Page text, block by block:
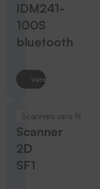
IDM241-
100S
bluetooth
Vers le produit
Scanners sans fil
Scanner
2D
SF1